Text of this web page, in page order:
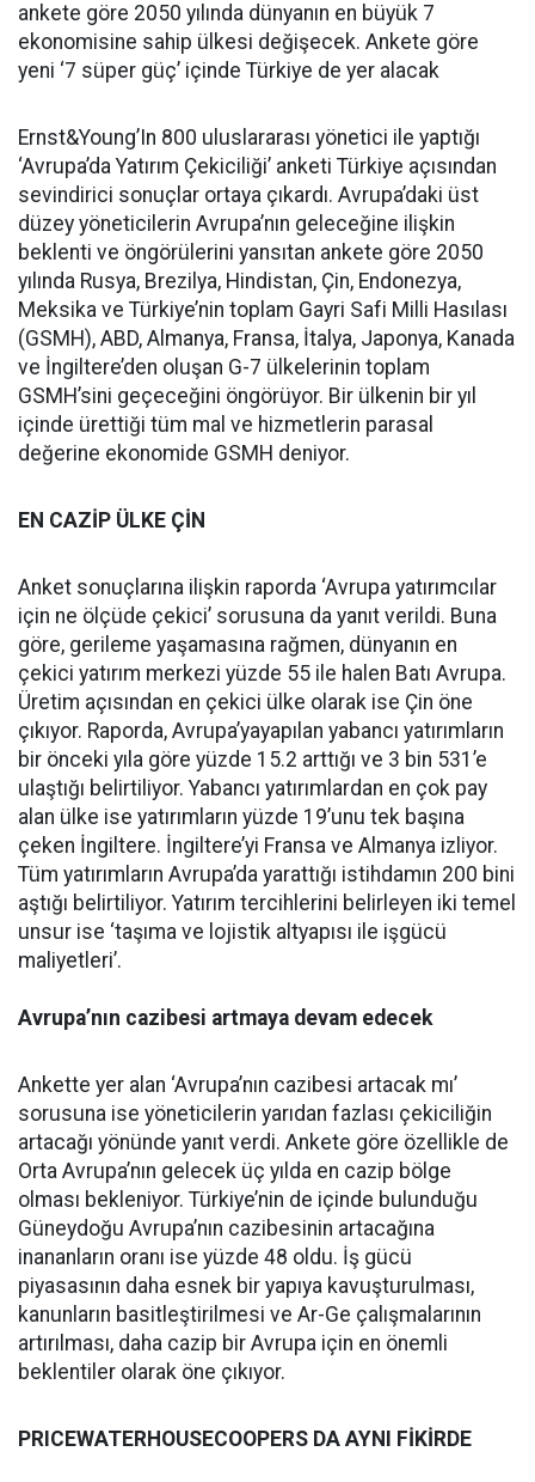
ankete göre 2050 yılında dünyanın en büyük 7
ekonomisine sahip ülkesi değişecek. Ankete göre
yeni ‘7 süper güç’ içinde Türkiye de yer alacak
Ernst&Young’In 800 uluslararası yönetici ile yaptığı
‘Avrupa’da Yatırım Çekiciliği’ anketi Türkiye açısından
sevindirici sonuçlar ortaya çıkardı. Avrupa’daki üst
düzey yöneticilerin Avrupa’nın geleceğine ilişkin
beklenti ve öngörülerini yansıtan ankete göre 2050
yılında Rusya, Brezilya, Hindistan, Çin, Endonezya,
Meksika ve Türkiye’nin toplam Gayri Safi Milli Hasılası
(GSMH), ABD, Almanya, Fransa, İtalya, Japonya, Kanada
ve İngiltere’den oluşan G-7 ülkelerinin toplam
GSMH’sini geçeceğini öngörüyor. Bir ülkenin bir yıl
içinde ürettiği tüm mal ve hizmetlerin parasal
değerine ekonomide GSMH deniyor.
EN CAZİP ÜLKE ÇİN
Anket sonuçlarına ilişkin raporda ‘Avrupa yatırımcılar
için ne ölçüde çekici’ sorusuna da yanıt verildi. Buna
göre, gerileme yaşamasına rağmen, dünyanın en
çekici yatırım merkezi yüzde 55 ile halen Batı Avrupa.
Üretim açısından en çekici ülke olarak ise Çin öne
çıkıyor. Raporda, Avrupa’yayapılan yabancı yatırımların
bir önceki yıla göre yüzde 15.2 arttığı ve 3 bin 531’e
ulaştığı belirtiliyor. Yabancı yatırımlardan en çok pay
alan ülke ise yatırımların yüzde 19’unu tek başına
çeken İngiltere. İngiltere’yi Fransa ve Almanya izliyor.
Tüm yatırımların Avrupa’da yarattığı istihdamın 200 bini
aştığı belirtiliyor. Yatırım tercihlerini belirleyen iki temel
unsur ise ‘taşıma ve lojistik altyapısı ile işgücü
maliyetleri’.
Avrupa’nın cazibesi artmaya devam edecek
Ankette yer alan ‘Avrupa’nın cazibesi artacak mı’
sorusuna ise yöneticilerin yarıdan fazlası çekiciliğin
artacağı yönünde yanıt verdi. Ankete göre özellikle de
Orta Avrupa’nın gelecek üç yılda en cazip bölge
olması bekleniyor. Türkiye’nin de içinde bulunduğu
Güneydoğu Avrupa’nın cazibesinin artacağına
inananların oranı ise yüzde 48 oldu. İş gücü
piyasasının daha esnek bir yapıya kavuşturulması,
kanunların basitleştirilmesi ve Ar-Ge çalışmalarının
artırılması, daha cazip bir Avrupa için en önemli
beklentiler olarak öne çıkıyor.
PRICEWATERHOUSECOOPERS DA AYNI FİKİRDE